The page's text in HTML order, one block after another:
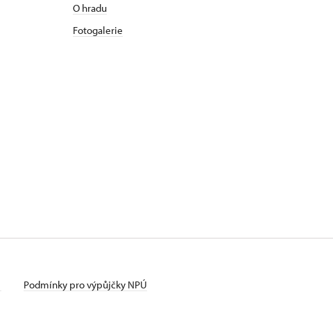
O hradu
Fotogalerie
Podmínky pro výpůjčky NPÚ